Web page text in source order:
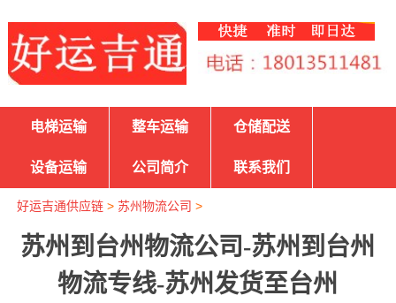
电梯运输 整车运输 仓储配送
设备运输 公司简介 联系我们
好运吉通供应链> 苏州物流公司 >
苏州到台州物流公司-苏州到台州
物流专线-苏州发货至台州